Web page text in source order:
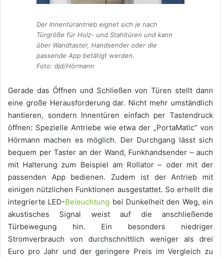
Der Innentürantrieb eignet sich je nach
Türgröße für Holz- und Stahltüren und kann
über Wandtaster, Handsender oder die
passende App betätigt werden.
Foto: djd/Hörmann
Gerade das Öffnen und Schließen von Türen stellt dann
eine große Herausforderung dar. Nicht mehr umständlich
hantieren, sondern Innentüren einfach per Tastendruck
öffnen: Spezielle Antriebe wie etwa der „PortaMatic“ von
Hörmann machen es möglich. Der Durchgang lässt sich
bequem per Taster an der Wand, Funkhandsender – auch
mit Halterung zum Beispiel am Rollator – oder mit der
passenden App bedienen. Zudem ist der Antrieb mit
einigen nützlichen Funktionen ausgestattet. So erhellt die
integrierte LED-Beleuchtung bei Dunkelheit den Weg, ein
akustisches Signal weist auf die anschließende
Türbewegung hin. Ein besonders niedriger
Stromverbrauch von durchschnittlich weniger als drei
Euro pro Jahr und der geringere Preis im Vergleich zu